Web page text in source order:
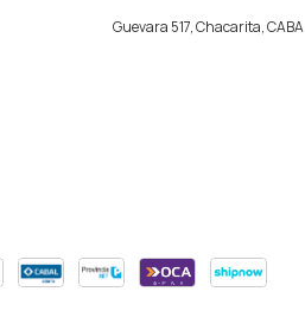
Guevara 517, Chacarita, CABA